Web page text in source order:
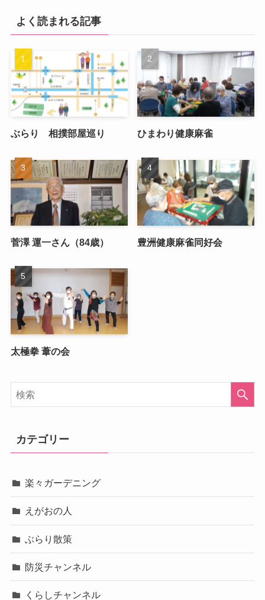
よく読まれる記事
ぶらり 相撲部屋巡り ひまわり健康麻雀
菅澤 運一さん（84歳） 豊洲健康麻雀同好会
太極拳 葦の会
カテゴリー
楽々ガーデニング
えがおの人
ぶらり散策
防災チャンネル
くらしチャンネル